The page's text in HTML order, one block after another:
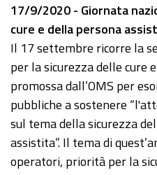
17/9/2020 - Giornata
cure e della persona
Il 17 settembre ricorre la
per la sicurezza delle cure
promossa dall’OMS per
pubbliche a sostenere
sul tema della sicurezza
assistita”. Il tema di
operatori, priorità per la